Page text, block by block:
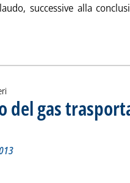
successive alla
gas
del giorno 1 agosto 2013
2013 alle 16.17.
del gas